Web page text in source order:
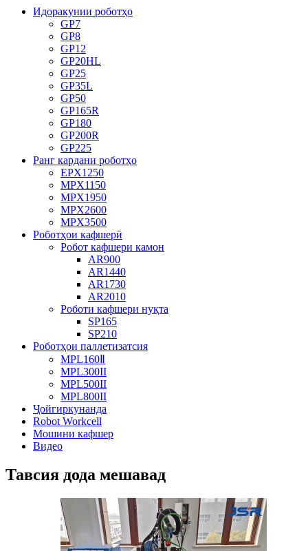
Идоракунии роботҳо
GP7
GP8
GP12
GP20HL
GP25
GP35L
GP50
GP165R
GP180
GP200R
GP225
Ранг кардани роботҳо
EPX1250
MPX1150
MPX1950
MPX2600
MPX3500
Роботҳои кафшерӣ
Робот кафшери камон
AR900
AR1440
AR1730
AR2010
Роботи кафшери нуқта
SP165
SP210
Роботҳои паллетизатсия
MPL160Ⅱ
MPL300II
MPL500II
MPL800II
Ҷойгиркунанда
Robot Workcell
Мошини кафшер
Видео
Тавсия дода мешавад